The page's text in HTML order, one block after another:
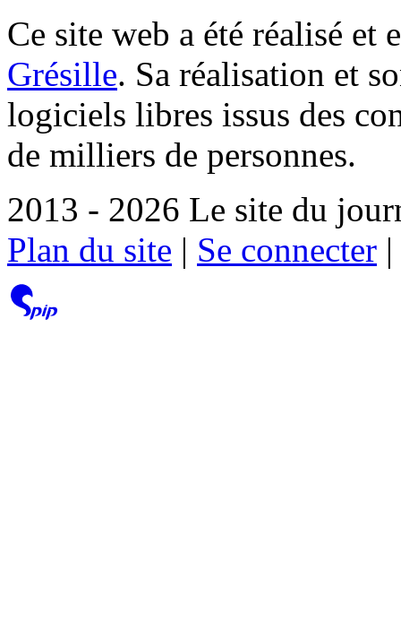
Ce site web a été réalisé et
Grésille. Sa réalisation et
logiciels libres issus des
de milliers de personnes.
2013 - 2026 Le site du
Plan du site | Se connecter |